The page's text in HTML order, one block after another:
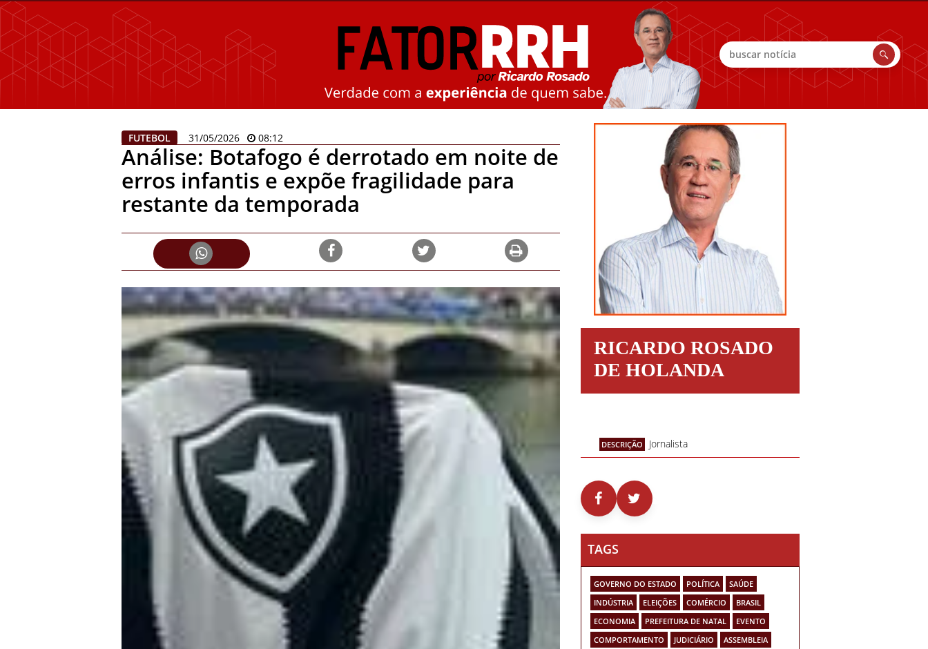
Buscar
FUTEBOL 31/05/2026 08:12
Análise: Botafogo é derrotado em noite de
erros infantis e expõe fragilidade para
restante da temporada
RICARDO ROSADO
DE HOLANDA
DESCRIÇÃO Jornalista
TAGS
GOVERNO DO ESTADO POLÍTICA
SAÚDE
INDÚSTRIA
ELEIÇÕES COMÉRCIO
BRASIL
ECONOMIA
PREFEITURA DE NATAL
EVENTO
COMPORTAMENTO
JUDICIÁRIO
ASSEMBLEIA